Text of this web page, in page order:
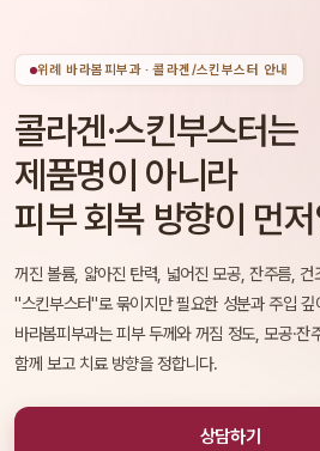
위례 바라봄피부과 · 콜라겐/스킨부스터 안내
콜라겐·스킨부스터는
제품명이 아니라
피부 회복 방향이 먼
꺼진 볼륨, 얇아진 탄력, 넓어진 모공, 잔주름,
"스킨부스터"로 묶이지만 필요한 성분과 주입
바라봄피부과는 피부 두께와 꺼짐 정도, 모공·
함께 보고 치료 방향을 정합니다.
상담하기